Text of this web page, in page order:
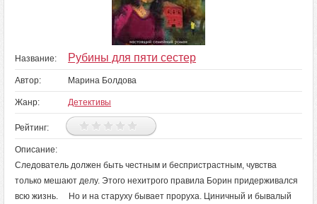
Название: Рубины для пяти сестер
Автор: Марина Болдова
Жанр: Детективы
Рейтинг:
Описание:
Следователь должен быть честным и беспристрастным, чувства
только мешают делу. Этого нехитрого правила Борин придерживался
всю жизнь. Но и на старуху бывает проруха. Циничный и бывалый